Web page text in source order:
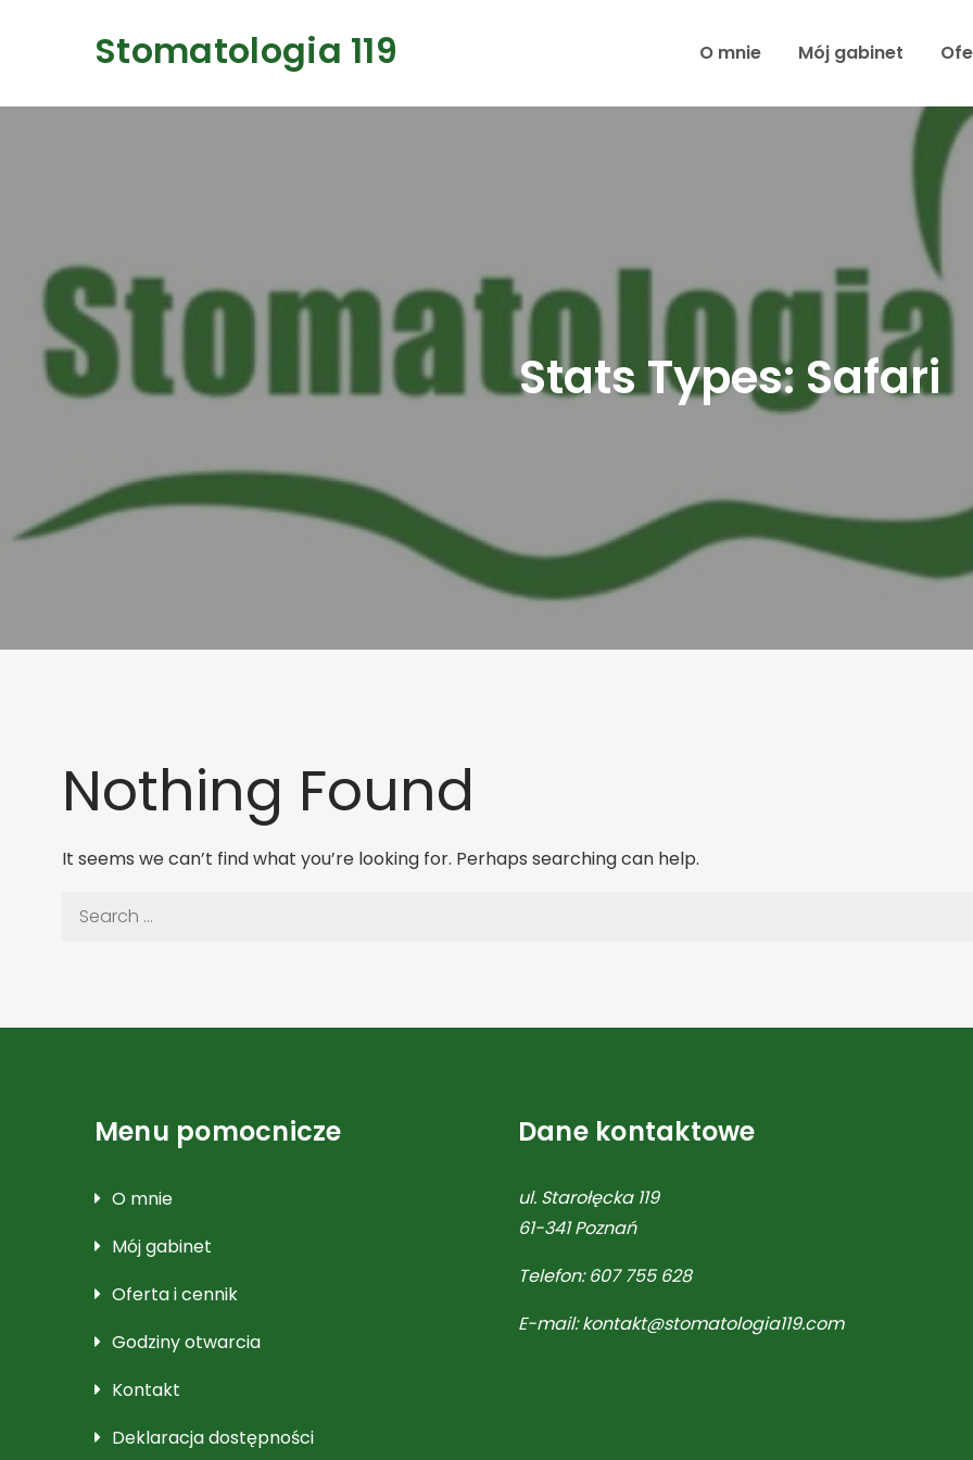
Stomatologia 119 O mnie Mój gabinet
Stats Types: Safari
Nothing Found
It seems we can’t find what you’re looking for. Perhaps searching can help.
Search
Menu pomocnicze
O mnie
Mój gabinet
Oferta i cennik
Godziny otwarcia
Kontakt
Deklaracja dostępności
Dane kontaktowe
ul. Starołęcka 119
61-341 Poznań
Telefon:607 755 628
E-mail:kontakt@stomatologia119.com